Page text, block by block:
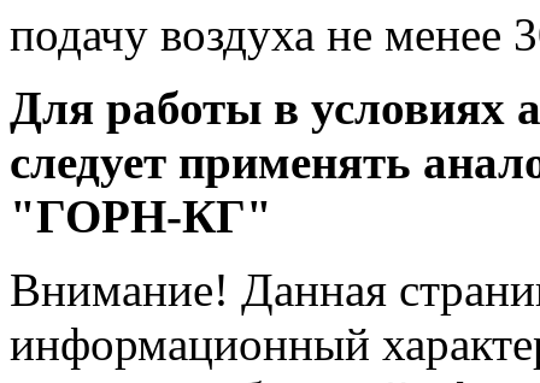
подачу воздуха не менее
Для работы в условиях
следует применять
"ГОРН-КГ"
Внимание! Данная
информационный